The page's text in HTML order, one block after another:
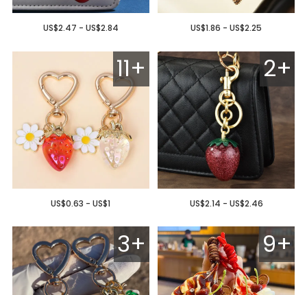
US$2.47 - US$2.84 US$1.86 - US$2.25
11+
US$0.63 - US$1
2+
US$2.14 - US$2.46
3+ 9+